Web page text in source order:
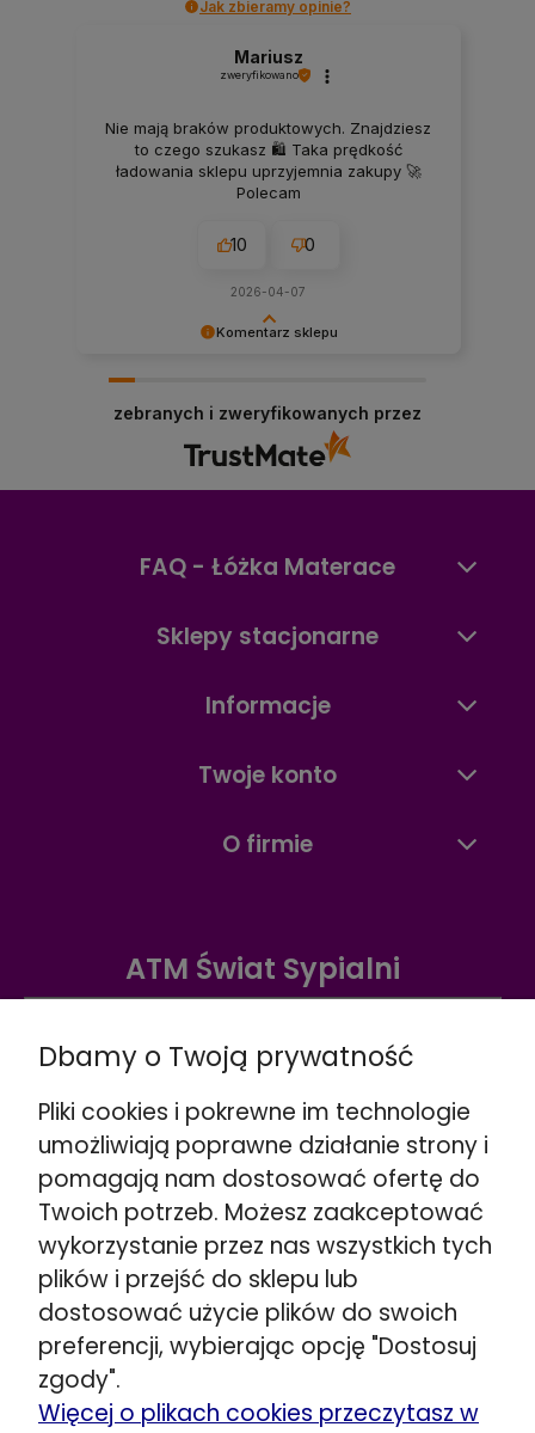
Jak zbieramy opinie?
Komentarz sklepu
dostępność produktów oraz szybkie działanie
naszego sklepu internetowego. To dla nas
ważne, aby zakupy materaca online były
Mariusz
zweryfikowano
Nie mają braków produktowych. Znajdziesz
to czego szukasz 🛍️ Taka prędkość
ładowania sklepu uprzyjemnia zakupy 🚀
Polecam
10 0
2026-04-07
zebranych i zweryfikowanych przez
FAQ - Łóżka Materace
Sklepy stacjonarne
Informacje
Twoje konto
O firmie
ATM Świat Sypialni
☎️+48 888 732 669
Wskazówki dojazdu >>
Warszawa ul. Puławska 280
☎️+48 662 901 048
Wskazówki dojazdu >>
Stojadła ul. Warszawska 79
obok Mińsk Mazowiecki
☎️+48 692 098 851
Wskazówki dojazdu >>
Kozerki ul. Generała G. Orlicz-Dreszera 29a
☎️+48 534 446 858
Dbamy o Twoją prywatność
Pliki cookies i pokrewne im technologie
umożliwiają poprawne działanie strony i
pomagają nam dostosować ofertę do
Twoich potrzeb. Możesz zaakceptować
wykorzystanie przez nas wszystkich tych
plików i przejść do sklepu lub
dostosować użycie plików do swoich
preferencji, wybierając opcję "Dostosuj
zgody".
Więcej o plikach cookies przeczytasz w